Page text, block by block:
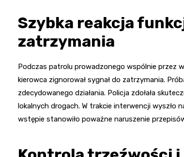
Szybka reakcja
zatrzymania
Podczas patrolu prowadzonego wspólnie przez
kierowca zignorował sygnał do zatrzymania.
zdecydowanego działania. Policja zdołała
lokalnych drogach. W trakcie interwencji wyszło
wstępie stanowiło poważne naruszenie